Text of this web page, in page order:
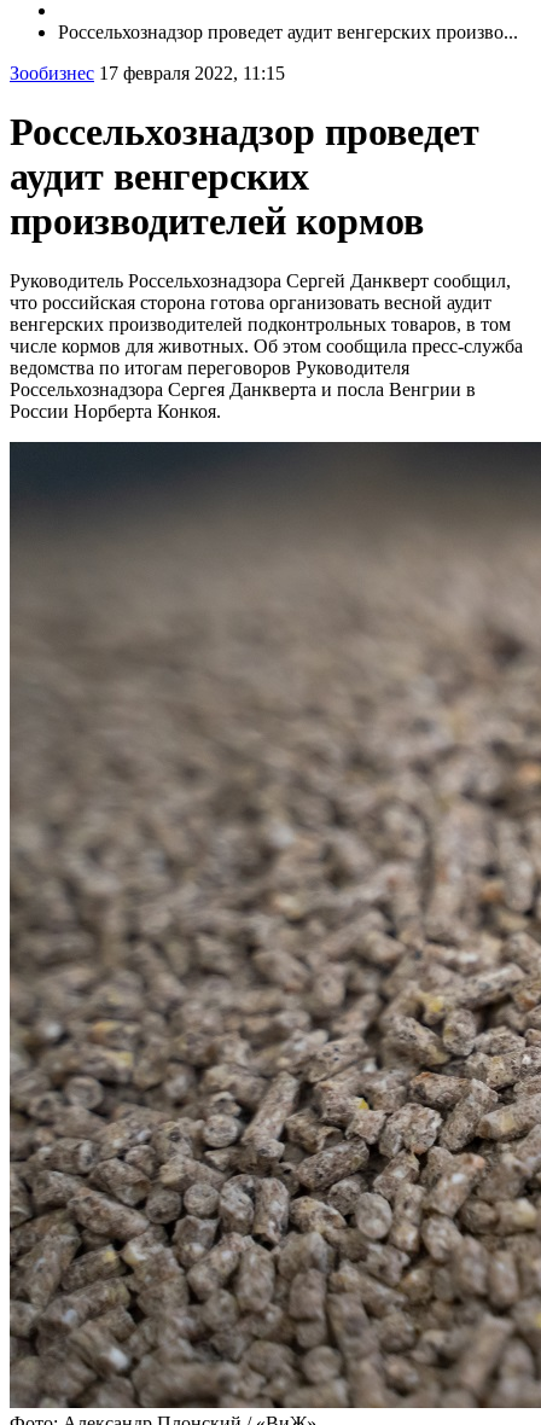
Россельхознадзор проведет аудит венгерских произво...
Зообизнес 17 февраля 2022, 11:15
Россельхознадзор проведет
аудит венгерских
производителей кормов
Руководитель Россельхознадзора Сергей Данкверт сообщил,
что российская сторона готова организовать весной аудит
венгерских производителей подконтрольных товаров, в том
числе кормов для животных. Об этом сообщила пресс-служба
ведомства по итогам переговоров Руководителя
Россельхознадзора Сергея Данкверта и посла Венгрии в
России Норберта Конкоя.